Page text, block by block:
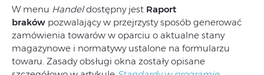
W menu Handeldostępny jest Raport
braków pozwalający w przejrzysty sposób generować
zamówienia towarów w oparciu o aktualne stany
magazynowe i normatywy ustalone na formularzu
towaru. Zasady obsługi okna zostały opisane